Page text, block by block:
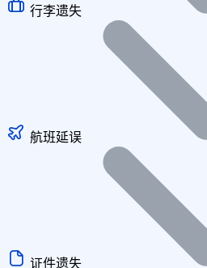
行李遗失
航班延误
证件遗失